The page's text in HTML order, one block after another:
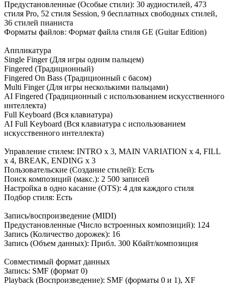
Предустановленные (Особые стили): 30 аудиостилей, 473
стиля Pro, 52 стиля Session, 9 бесплатных свободных стилей,
36 стилей пианиста
Форматы файлов: Формат файла стиля GE (Guitar Edition)
Аппликатура
Single Finger (Для игры одним пальцем)
Fingered (Традиционный)
Fingered On Bass (Традиционный с басом)
Multi Finger (Для игры несколькими пальцами)
AI Fingered (Традиционный с использованием искусственного
интеллекта)
Full Keyboard (Вся клавиатура)
AI Full Keyboard (Вся клавиатура с использованием
искусственного интеллекта)
Управление стилем: INTRO x 3, MAIN VARIATION x 4, FILL
x 4, BREAK, ENDING x 3
Пользовательские (Создание стилей): Есть
Поиск композиций (макс.): 2 500 записей
Настройка в одно касание (OTS): 4 для каждого стиля
Подбор стиля: Есть
Запись/воспроизведение (MIDI)
Предустановленные (Число встроенных композиций): 124
Запись (Количество дорожек): 16
Запись (Объем данных): Прибл. 300 Кбайт/композиция
Совместимый формат данных
Запись: SMF (формат 0)
Playback (Воспроизведение): SMF (форматы 0 и 1), XF